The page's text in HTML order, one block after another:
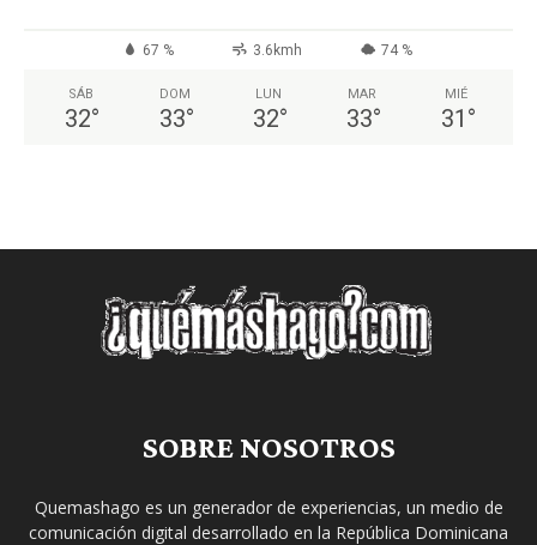
67 % 3.6kmh 74 %
SÁB
32°
DOM
33°
LUN
32°
MAR
33°
MIÉ
31 °
SOBRE NOSOTROS
Quemashago es un generador de experiencias, un medio de
comunicación digital desarrollado en la República Dominicana